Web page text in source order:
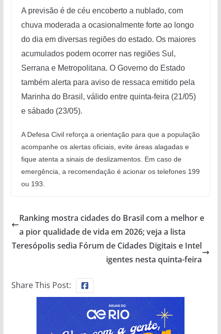
A previsão é de céu encoberto a nublado, com
chuva moderada a ocasionalmente forte ao longo
do dia em diversas regiões do estado. Os maiores
acumulados podem ocorrer nas regiões Sul,
Serrana e Metropolitana. O Governo do Estado
também alerta para aviso de ressaca emitido pela
Marinha do Brasil, válido entre quinta-feira (21/05)
e sábado (23/05).
A Defesa Civil reforça a orientação para que a população
acompanhe os alertas oficiais, evite áreas alagadas e
fique atenta a sinais de deslizamentos. Em caso de
emergência, a recomendação é acionar os telefones 199
ou 193.
Ranking mostra cidades do Brasil com a melhor e
a pior qualidade de vida em 2026; veja a lista
Teresópolis sedia Fórum de Cidades Digitais e Intel
igentes nesta quinta-feira
Share This Post: